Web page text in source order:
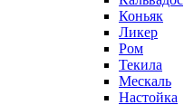
Коньяк
Ликер
Ром
Текила
Мескаль
Настойка